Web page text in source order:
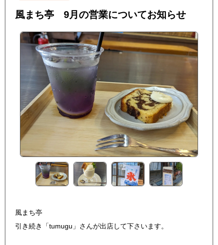
風まち亭 9月の営業についてお知らせ
風まち亭
引き続き「tumugu」さんが出店して下さいます。